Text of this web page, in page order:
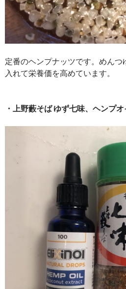
定番のヘンプナッツです。めんつ
入れて栄養価を高めています。
・上野藪そば ゆず七味、ヘンプ